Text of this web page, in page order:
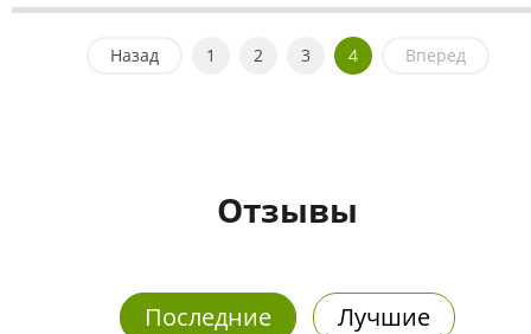
Назад 1 2 3 4 Вперед
Отзывы
Последние Лучшие